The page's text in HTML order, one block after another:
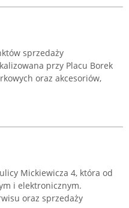
sprzedaży
przy Placu Borek
oraz akcesoriów,
Mickiewicza 4, która od
i elektronicznym.
oraz sprzedaży